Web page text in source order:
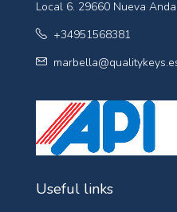
Local 6. 29660 Nueva
+34951568381
Useful links